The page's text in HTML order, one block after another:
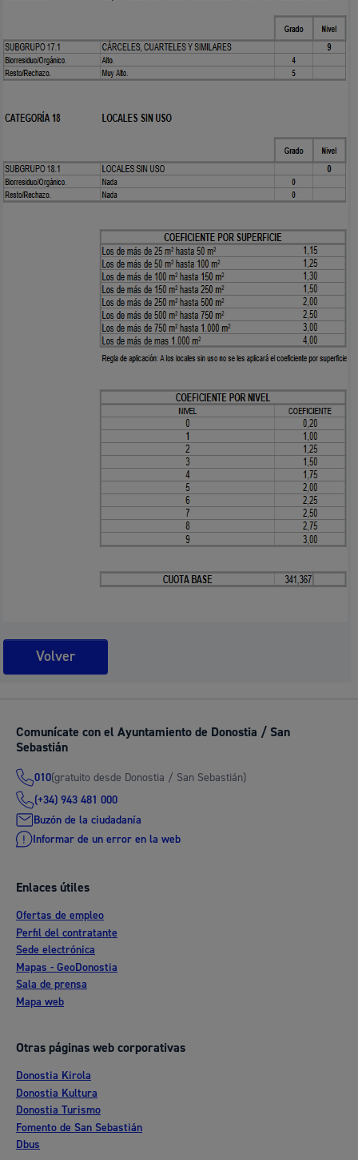
Volver
Comunícate con el Ayuntamiento de Donostia / San
Sebastián
010(gratuito desde Donostia / San Sebastián)
(+34) 943 481 000
Buzón de la ciudadanía
Informar de un error en la web
Enlaces útiles
Ofertas de empleo
Perfil del contratante
Sede electrónica
Mapas - GeoDonostia
Sala de prensa
Mapa web
Otras páginas web corporativas
Donostia Kirola
Donostia Kultura
Donostia Turismo
Fomento de San Sebastián
Dbus